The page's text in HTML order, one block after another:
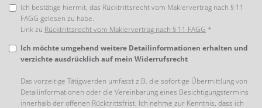
Ich bestätige hiermit, das Rücktrittsrecht vom Maklervertrag nach § 11
FAGG gelesen zu habe.
Link zu Rücktrittsrecht vom Maklervertrag nach § 11 FAGG *
Ich möchte umgehend weitere Detailinformationen erhalten und
verzichte ausdrücklich auf mein Widerrufsrecht
Das vorzeitige Tätigwerden umfasst z.B. die sofortige Übermittlung von
Detailinformationen oder die Vereinbarung eines Besichtigungstermins
innerhalb der offenen Rücktrittsfrist. Ich nehme zur Kenntnis, dass ich